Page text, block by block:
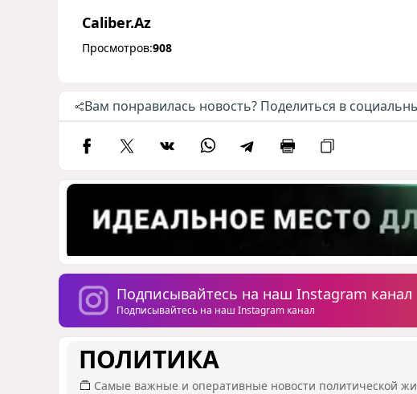
Caliber.Az
Просмотров:908
Вам понравилась новость? Поделиться в
Подписывайтесь на наш Instagram канал
Подписывайтесь на наш Instagram канал
ПОЛИТИКА
Самые важные и оперативные новости политической